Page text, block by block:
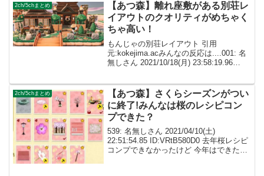
2ch/5chまとめ
【あつ森】離れ座敷がある別荘レ
イアウトのクオリティがめちゃく
ちゃ高い！
もんじゃの別荘レイアウト 引用
元:kokejima.acみんなの反応は....001: 名
無しさん 2021/10/18(月) 23:58:19.96
てる...
2ch/5chまとめ
【あつ森】さくらシーズンがつい
に終了!みんなは桜のレシピコン
プできた？
539: 名無しさん 2021/04/10(土)
22:51:54.85 ID:VRtB580D0 去年桜レシピ
コンプできなかったけど 今年はできた